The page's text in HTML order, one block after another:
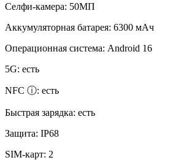
Селфи-камера: 50МП
Аккумуляторная батарея: 6300 мАч
Операционная система: Android 16
5G: есть
NFC ⓘ: есть
Быстрая зарядка: есть
Защита: IP68
SIM-карт: 2